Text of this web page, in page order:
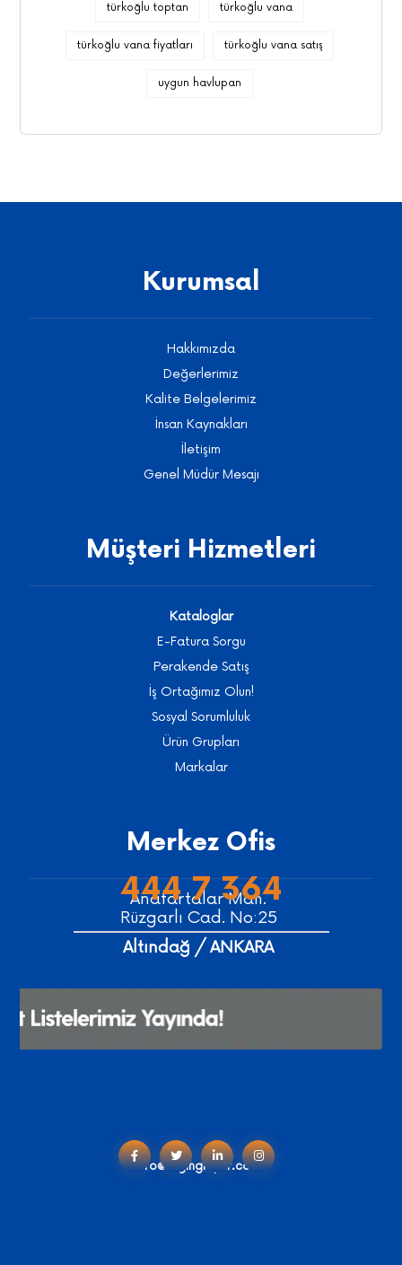
türkoğlu toptan türkoğlu vana
türkoğlu vana fiyatları türkoğlu vana satış
uygun havlupan
Kurumsal
Hakkımızda
Değerlerimiz
Kalite Belgelerimiz
İnsan Kaynakları
İletişim
Genel Müdür Mesajı
Müşteri Hizmetleri
Kataloglar
E-Fatura Sorgu
Perakende Satış
İş Ortağımız Olun!
Sosyal Sorumluluk
Ürün Grupları
Markalar
Merkez Ofis
Anafartalar Mah.
Rüzgarlı Cad. No:25
Altındağ / ANKARA
444 7 364
info@engingruptr.com